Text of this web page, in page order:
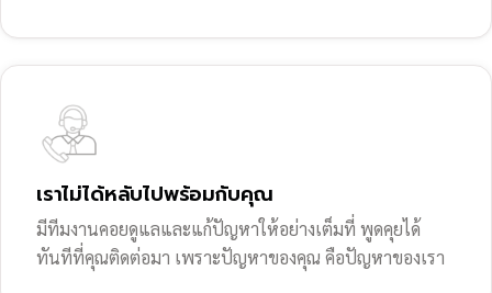
เราไม่ได้หลับไปพร้อมกับคุณ
มีทีมงานคอยดูแลและแก้ปัญหาให้อย่างเต็มที่ พูดคุยได้
ทันทีที่คุณติดต่อมา เพราะปัญหาของคุณ คือปัญหาของเรา